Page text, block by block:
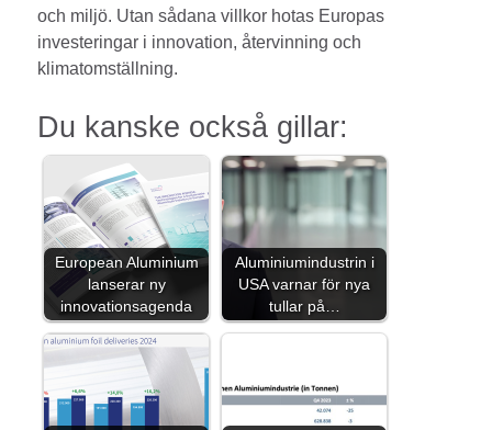
och miljö. Utan sådana villkor hotas Europas
investeringar i innovation, återvinning och
klimatomställning.
Du kanske också gillar:
European Aluminium
lanserar ny
innovationsagenda
Aluminiumindustrin i
USA varnar för nya
tullar på…